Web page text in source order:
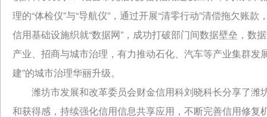
理的“体检仪”与“导航仪”，通过开展“清零行动”清偿拖欠账
信用基础设施织就“数据网”，成功打破部门间数据壁垒，数
产业、招商与城市治理，有力推动石化、汽车等产业集群发
建”的城市治理华丽升级。
潍坊市发展和改革委员会财金信用科刘晓科长分享了
和获得感，持续强化信用信息共享应用，不断完善信用修复